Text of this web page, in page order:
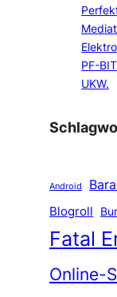
PF-
UKW.
Android
Blogroll
Fatal
Online-